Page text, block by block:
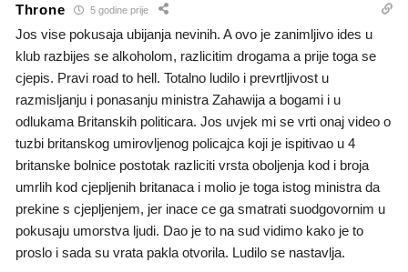
Throne 5 godine prije
Jos vise pokusaja ubijanja nevinih. A ovo je zanimljivo ides u
klub razbijes se alkoholom, razlicitim drogama a prije toga se
cjepis. Pravi road to hell. Totalno ludilo i prevrtljivost u
razmisljanju i ponasanju ministra Zahawija a bogami i u
odlukama Britanskih politicara. Jos uvjek mi se vrti onaj video o
tuzbi britanskog umirovljenog policajca koji je ispitivao u 4
britanske bolnice postotak razliciti vrsta oboljenja kod i broja
umrlih kod cjepljenih britanaca i molio je toga istog ministra da
prekine s cjepljenjem, jer inace ce ga smatrati suodgovornim u
pokusaju umorstva ljudi. Dao je to na sud vidimo kako je to
proslo i sada su vrata pakla otvorila. Ludilo se nastavlja.